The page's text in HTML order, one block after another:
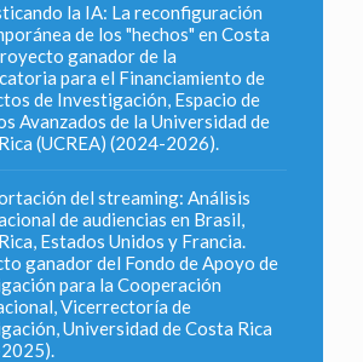
la IA: La reconfiguración
de los "hechos" en Costa
ganador de la
para el Financiamiento de
de Investigación, Espacio de
Avanzados de la Universidad de
(UCREA) (2024-2026).
del streaming: Análisis
de audiencias en Brasil,
Estados Unidos y Francia.
ganador del Fondo de Apoyo de
para la Cooperación
Vicerrectoría de
Universidad de Costa Rica